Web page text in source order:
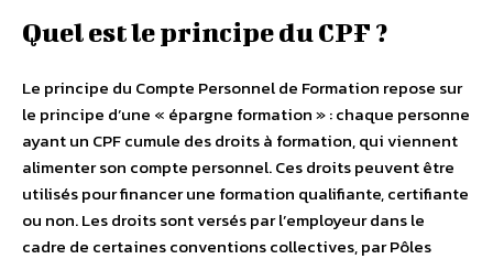
Quel est le principe du CPF ?
Le principe du Compte Personnel de Formation repose sur
le principe d’une « épargne formation » : chaque personne
ayant un CPF cumule des droits à formation, qui viennent
alimenter son compte personnel. Ces droits peuvent être
utilisés pour financer une formation qualifiante, certifiante
ou non. Les droits sont versés par l’employeur dans le
cadre de certaines conventions collectives, par Pôles